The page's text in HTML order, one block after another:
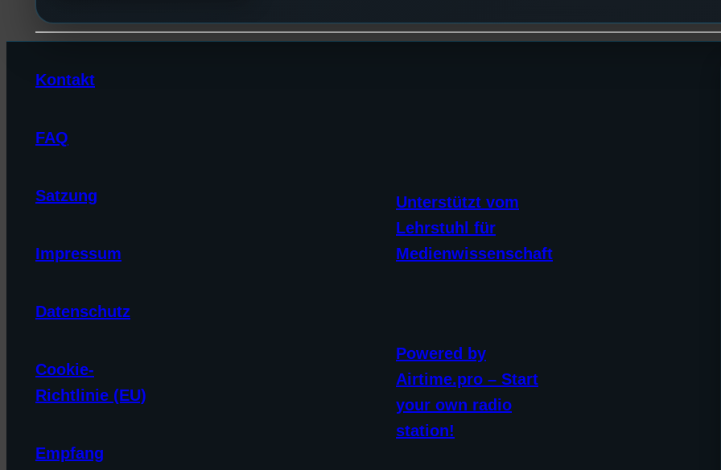
Kontakt
FAQ
Satzung
Impressum
Datenschutz
Cookie-
Richtlinie (EU)
Empfang
Unterstützt vom
Lehrstuhl für
Medienwissenschaft
Powered by
Airtime.pro – Start
your own radio
station!